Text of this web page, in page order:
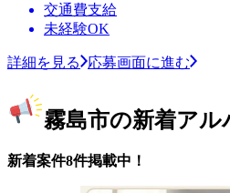
交通費支給
未経験OK
詳細を見る 応募画面に進む
霧島市の新着アル
新着案件8件掲載中！